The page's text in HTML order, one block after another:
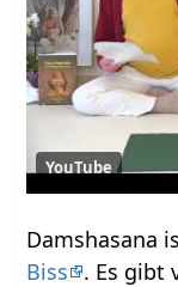
YouTube
Damshasana
Biss
. Es gibt